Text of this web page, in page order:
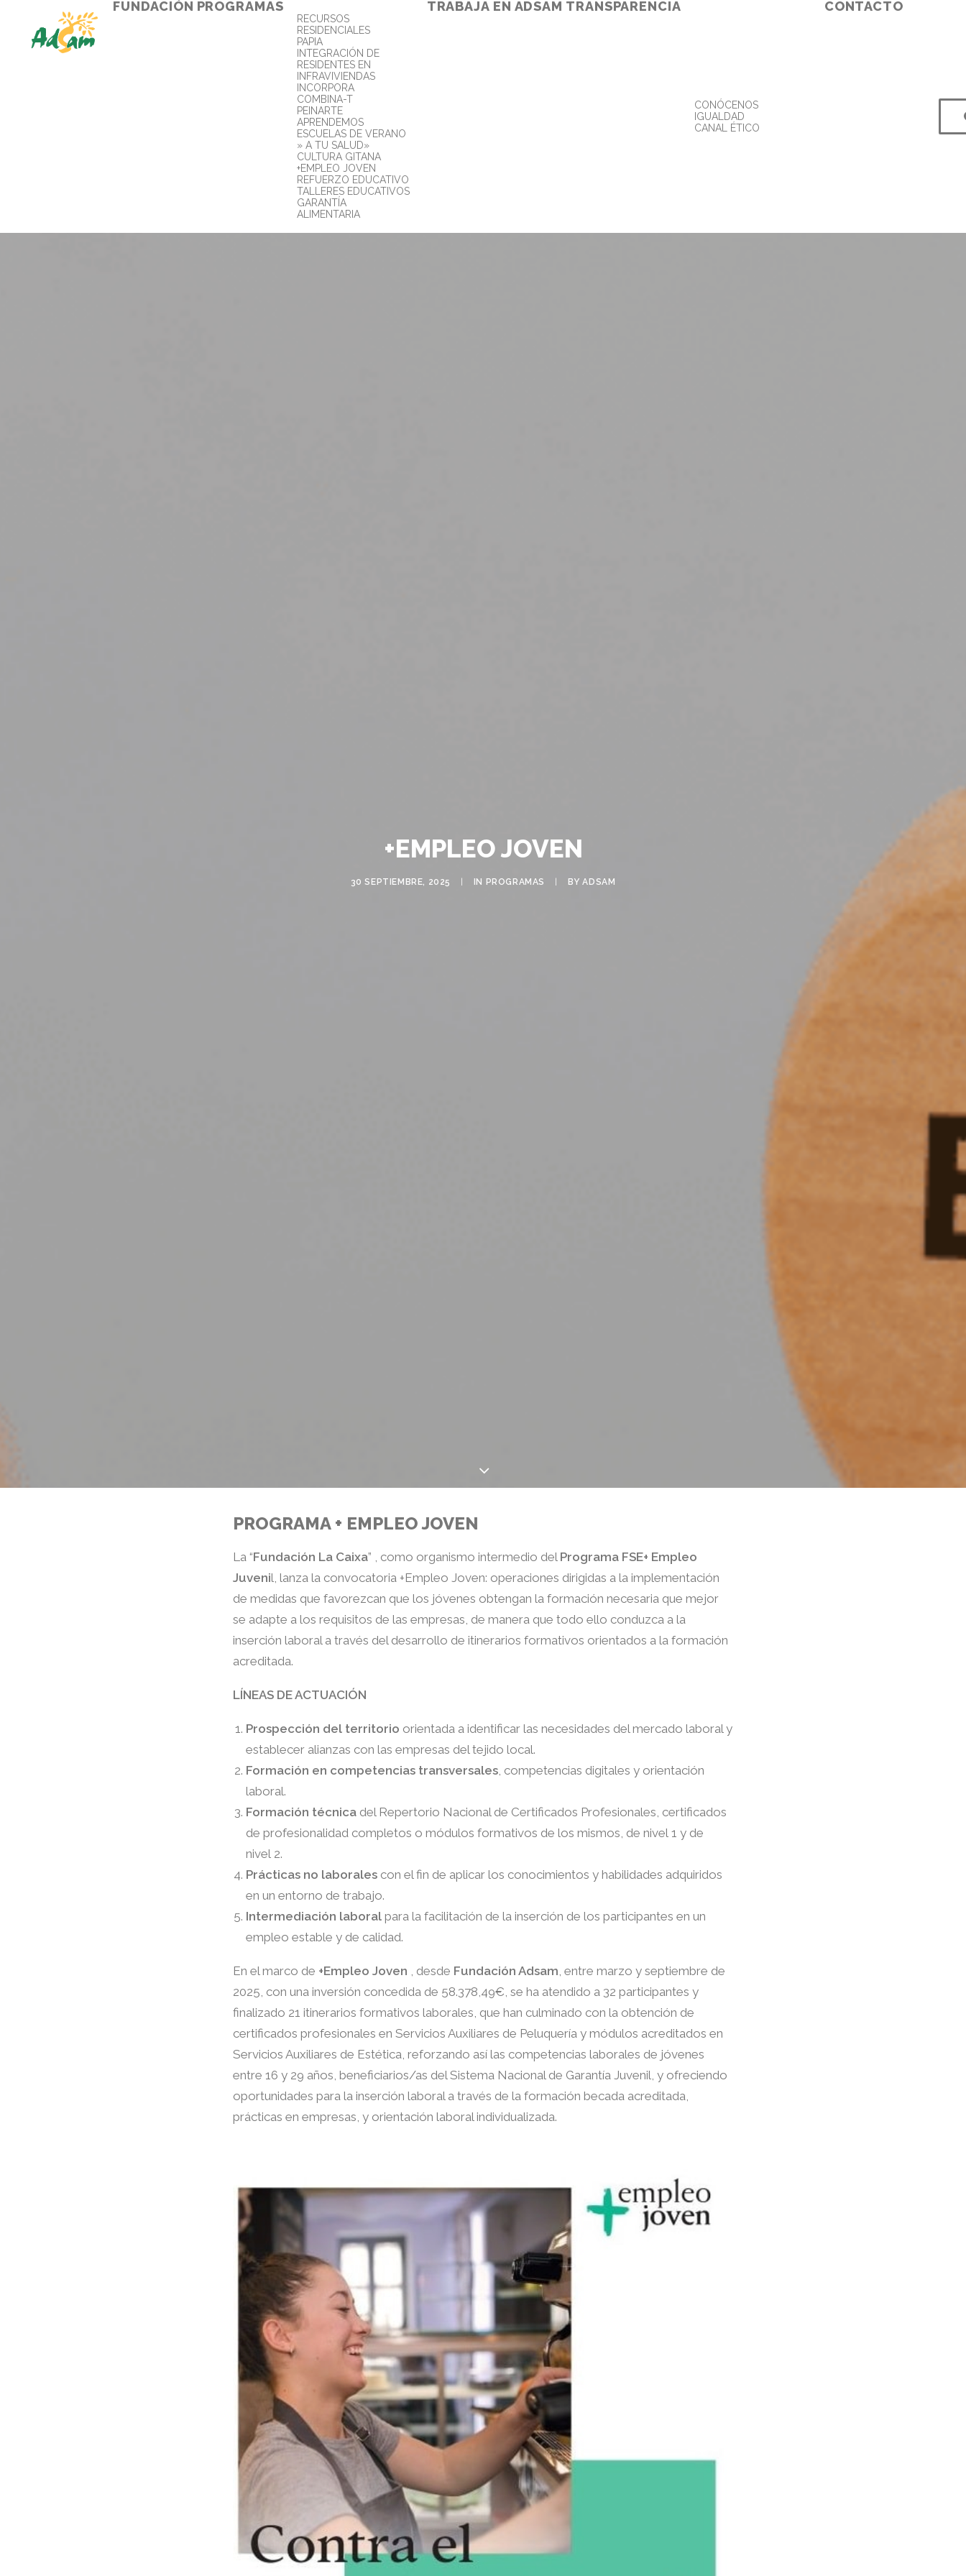
FUNDACIÓN PROGRAMAS
RECURSOS
RESIDENCIALES
PAPIA
INTEGRACIÓN DE
RESIDENTES EN
INFRAVIVIENDAS
INCORPORA
COMBINA-T
PEINARTE
APRENDEMOS
ESCUELAS DE VERANO
» A TU SALUD»
CULTURA GITANA
+EMPLEO JOVEN
REFUERZO EDUCATIVO
TALLERES EDUCATIVOS
GARANTÍA
ALIMENTARIA
TRABAJA EN ADSAM TRANSPARENCIA
CONÓCENOS
IGUALDAD
CANAL ÉTICO
CONTACTO
+EMPLEO JOVEN
30 SEPTIEMBRE, 2025 IN PROGRAMAS BYADSAM
PROGRAMA + EMPLEO JOVEN
La “Fundación La Caixa” , como organismo intermedio del Programa FSE+ Empleo
Juvenil, lanza la convocatoria +Empleo Joven: operaciones dirigidas a la implementación
de medidas que favorezcan que los jóvenes obtengan la formación necesaria que mejor
se adapte a los requisitos de las empresas, de manera que todo ello conduzca a la
inserción laboral a través del desarrollo de itinerarios formativos orientados a la formación
acreditada.
LÍNEAS DE ACTUACIÓN
Prospección del territorio orientada a identificar las necesidades del mercado laboral y
establecer alianzas con las empresas del tejido local.
Formación en competencias transversales, competencias digitales y orientación
laboral.
Formación técnica del Repertorio Nacional de Certificados Profesionales, certificados
de profesionalidad completos o módulos formativos de los mismos, de nivel 1 y de
nivel 2.
Prácticas no laborales con el fin de aplicar los conocimientos y habilidades adquiridos
en un entorno de trabajo.
Intermediación laboral para la facilitación de la inserción de los participantes en un
empleo estable y de calidad.
En el marco de +Empleo Joven , desde Fundación Adsam, entre marzo y septiembre de
2025, con una inversión concedida de 58.378,49€, se ha atendido a 32 participantes y
finalizado 21 itinerarios formativos laborales, que han culminado con la obtención de
certificados profesionales en Servicios Auxiliares de Peluquería y módulos acreditados en
Servicios Auxiliares de Estética, reforzando así las competencias laborales de jóvenes
entre 16 y 29 años, beneficiarios/as del Sistema Nacional de Garantía Juvenil, y ofreciendo
oportunidades para la inserción laboral a través de la formación becada acreditada,
prácticas en empresas, y orientación laboral individualizada.